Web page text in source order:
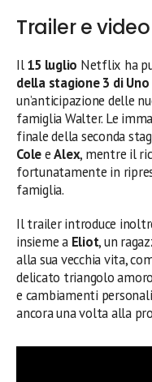
Trailer e video
Il15 luglio Netflix ha
della stagione 3 di
un’anticipazione delle
famiglia Walter. Le
finale della seconda
ColeeAlex, mentre il
fortunatamente in
famiglia.
Il trailer introduce
insieme a Eliot, un
alla sua vecchia vita,
delicato triangolo
e cambiamenti
ancora una volta alla